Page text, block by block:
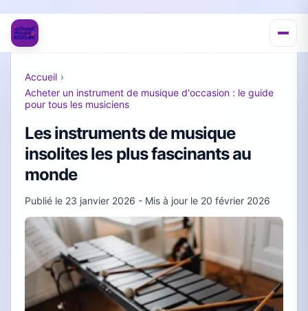
Accueil ›
Acheter un instrument de musique d'occasion : le guide
pour tous les musiciens
Les instruments de musique
insolites les plus fascinants au
monde
Publié le 23 janvier 2026 - Mis à jour le 20 février 2026